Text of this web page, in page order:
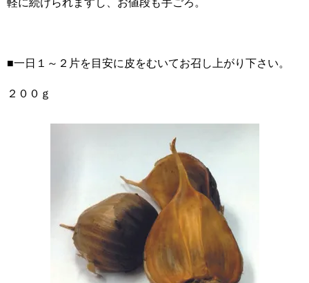
軽に続けられますし、お値段も手ごろ。
■一日１～２片を目安に皮をむいてお召し上がり下さい。
２００ｇ